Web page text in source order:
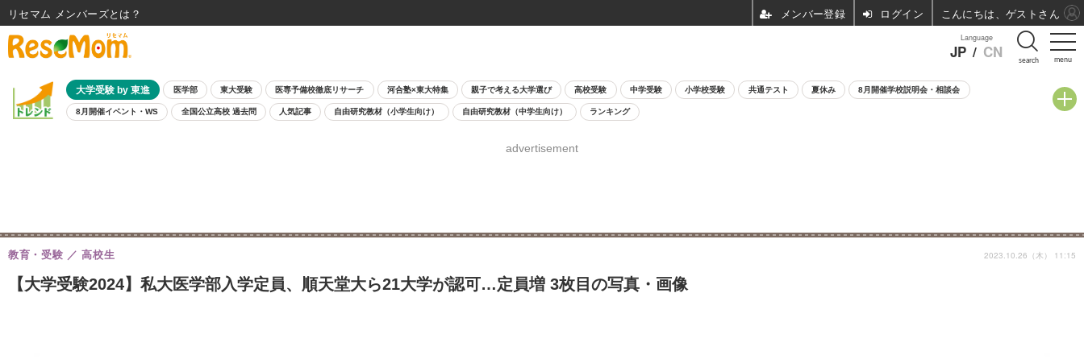
menu
Language
JP / CN search
大学受験 by 東進 医学部 東大受験 医専予備校徹底リサーチ 河合塾×東大特集 親子で考える大学選び 高校受験 中学受験 小学校受験 共通テスト 夏休み 8月開催学校説明会・相談会
8月開催イベント・WS 全国公立高校 過去問 人気記事 自由研究教材（小学生向け） 自由研究教材（中学生向け） ランキング
advertisement
【大学受験2024】私大医学部入学定員、順天堂大ら21大学が認可…定員増 3枚目の写真・画像
教育・受験 高校生 2023.10.26（木） 11:15
リセマム メンバーズ ログイン こんにちは、ゲストさん